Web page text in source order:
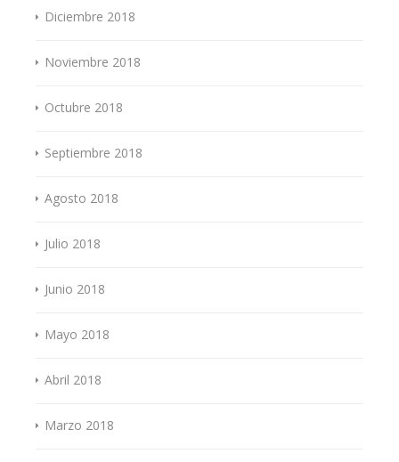
Diciembre 2018
Noviembre 2018
Octubre 2018
Septiembre 2018
Agosto 2018
Julio 2018
Junio 2018
Mayo 2018
Abril 2018
Marzo 2018